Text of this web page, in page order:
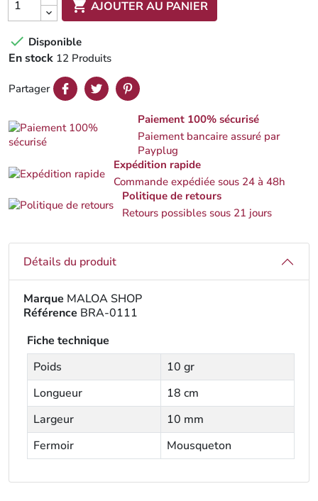
 AJOUTER AU PANIER
 Disponible
En stock 12 Produits
Partager
Paiement 100% sécurisé
Paiement bancaire assuré par
Payplug
Expédition rapide
Commande expédiée sous 24 à 48h
Politique de retours
Retours possibles sous 21 jours
Détails du produit
Marque MALOA SHOP
Référence BRA-0111
Fiche technique
Poids
10 gr
Longueur
18 cm
Largeur
10 mm
Fermoir
Mousqueton